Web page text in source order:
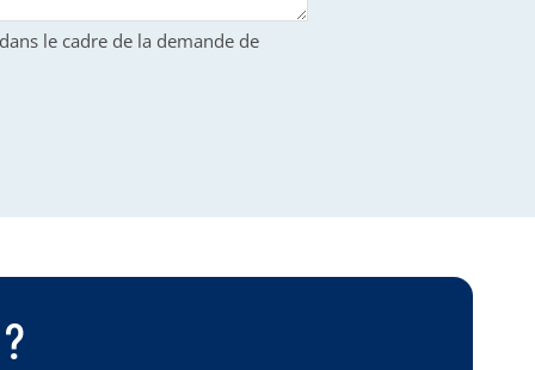
le cadre de la demande de